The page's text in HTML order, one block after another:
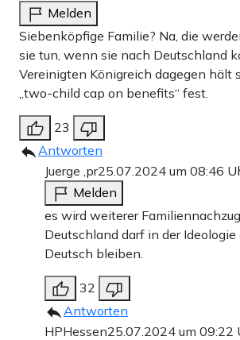
Melden
Siebenköpfige Familie? Na, die
sie tun, wenn sie nach Deutschland
Vereinigten Königreich dagegen hält
„two-child cap on benefits“ fest.
23
Antworten
Juerge ,pr25.07.2024 um 08:46
Melden
es wird weiterer
Deutschland darf in der
Deutsch bleiben.
32
Antworten
HPHessen25.07.2024 um 09:22